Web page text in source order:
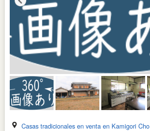
Casas tradicionales en venta en Kamigori Cho